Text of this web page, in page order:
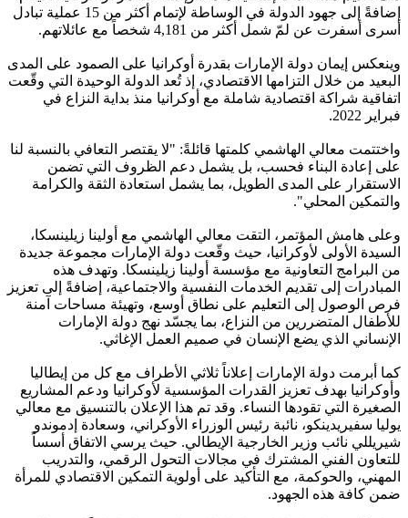
إضافةً إلى جهود الدولة في الوساطة لإتمام أكثر من 15 عملية تبادل
أسرى أسفرت عن لمّ شمل أكثر من 4,181 شخصاً مع عائلاتهم.
وينعكس إيمان دولة الإمارات بقدرة أوكرانيا على الصمود على المدى
البعيد من خلال التزامها الاقتصادي، إذ تُعد الدولة الوحيدة التي وقّعت
اتفاقية شراكة اقتصادية شاملة مع أوكرانيا منذ بداية النزاع في
فبراير 2022.
واختتمت معالي الهاشمي كلمتها قائلةً: "لا يقتصر التعافي بالنسبة لنا
على إعادة البناء فحسب، بل يشمل دعم الظروف التي تضمن
الاستقرار على المدى الطويل، بما يشمل استعادة الثقة والكرامة
والتمكين المحلي".
وعلى هامش المؤتمر، التقت معالي الهاشمي مع أولينا زيلينسكا،
السيدة الأولى لأوكرانيا، حيث وقّعت دولة الإمارات مجموعة جديدة
من البرامج التعاونية مع مؤسسة أولينا زيلينسكا. وتهدف هذه
المبادرات إلى تقديم الخدمات النفسية والاجتماعية، إضافةً إلى تعزيز
فرص الوصول إلى التعليم على نطاق أوسع، وتهيئة مساحات آمنة
للأطفال المتضررين من النزاع، بما يجسّد نهج دولة الإمارات
الإنساني الذي يضع الإنسان في صميم العمل الإغاثي.
كما أبرمت دولة الإمارات إعلاناً ثلاثي الأطراف مع كل من إيطاليا
وأوكرانيا بهدف تعزيز القدرات المؤسسية لأوكرانيا ودعم المشاريع
الصغيرة التي تقودها النساء. وقد تم هذا الإعلان بالتنسيق مع معالي
يوليا سفيريدينكو، نائبة رئيس الوزراء الأوكراني، وسعادة إدموندو
شيريللي نائب وزير الخارجية الإيطالي. حيث يرسي الاتفاق أسساً
للتعاون الفني المشترك في مجالات التحول الرقمي، والتدريب
المهني، والحوكمة، مع التأكيد على أولوية التمكين الاقتصادي للمرأة
ضمن كافة هذه الجهود.